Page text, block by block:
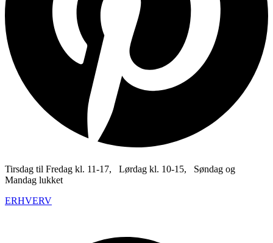
Tirsdag til Fredag kl. 11-17, Lørdag kl. 10-15, Søndag og
Mandag lukket
ERHVERV